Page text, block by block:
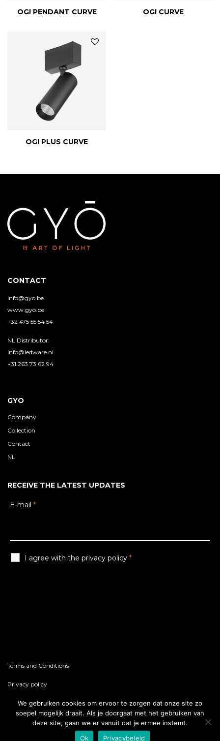
OGI PENDANT CURVE OGI CURVE
OGI PLUS CURVE
CONTACT
info@gyo.be
www.gyo.be
+32 475 55 54 54
NL Distributor:
info@ledware.nl
+31 263 73 62 94
GYO
Company
Collection
Contact
NL
RECEIVE THE LATEST UPDATES
E-mail *
I agree with the privacy policy *
Terms and Conditions
Privacy policy
© 2026 GYO // A brand of EURO-LEDS BV
We gebruiken cookies om ervoor te zorgen dat onze site zo
soepel mogelijk draait. Als je doorgaat met het gebruiken van
deze site, gaan we er vanuit dat je ermee instemt.
Ok
Privacybeleid